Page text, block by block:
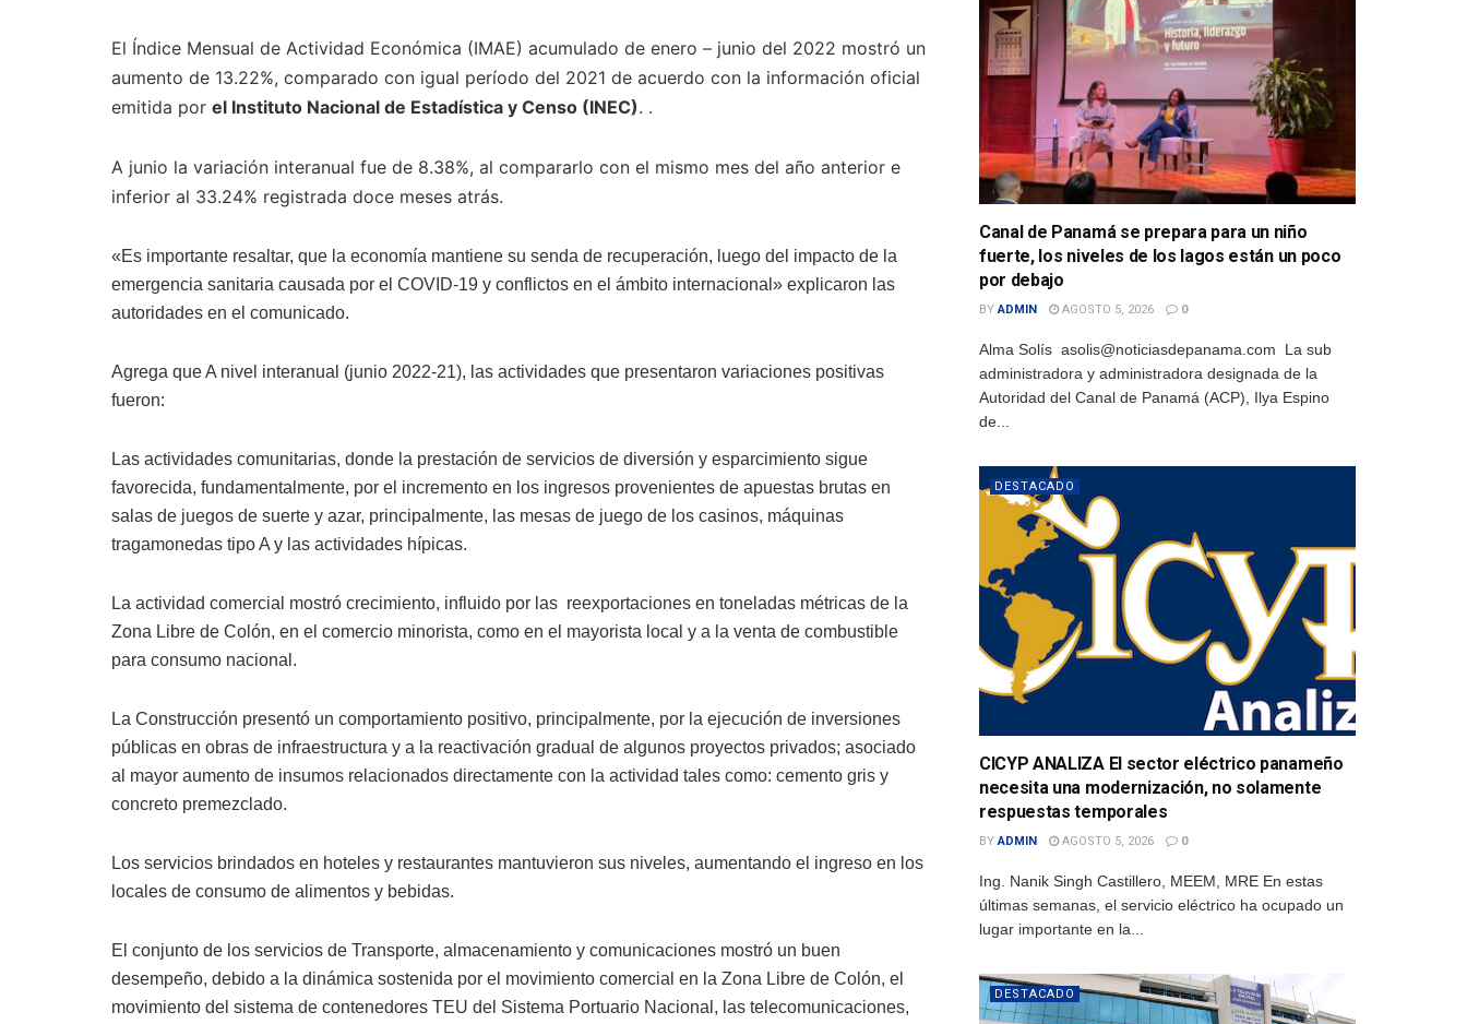
El Índice Mensual de Actividad Económica (IMAE) acumulado de enero – junio del 2022 mostró un
aumento de 13.22%, comparado con igual período del 2021 de acuerdo con la información oficial
emitida por el Instituto Nacional de Estadística y Censo (INEC). .
A junio la variación interanual fue de 8.38%, al compararlo con el mismo mes del año anterior e
inferior al 33.24% registrada doce meses atrás.
«Es importante resaltar, que la economía mantiene su senda de recuperación, luego del impacto de la
emergencia sanitaria causada por el COVID-19 y conflictos en el ámbito internacional» explicaron las
autoridades en el comunicado.
Agrega que A nivel interanual (junio 2022-21), las actividades que presentaron variaciones positivas
fueron:
Las actividades comunitarias, donde la prestación de servicios de diversión y esparcimiento sigue
favorecida, fundamentalmente, por el incremento en los ingresos provenientes de apuestas brutas en
salas de juegos de suerte y azar, principalmente, las mesas de juego de los casinos, máquinas
tragamonedas tipo A y las actividades hípicas.
La actividad comercial mostró crecimiento, influido por las reexportaciones en toneladas métricas de la
Zona Libre de Colón, en el comercio minorista, como en el mayorista local y a la venta de combustible
para consumo nacional.
La Construcción presentó un comportamiento positivo, principalmente, por la ejecución de inversiones
públicas en obras de infraestructura y a la reactivación gradual de algunos proyectos privados; asociado
al mayor aumento de insumos relacionados directamente con la actividad tales como: cemento gris y
concreto premezclado.
Los servicios brindados en hoteles y restaurantes mantuvieron sus niveles, aumentando el ingreso en los
locales de consumo de alimentos y bebidas.
El conjunto de los servicios de Transporte, almacenamiento y comunicaciones mostró un buen
desempeño, debido a la dinámica sostenida por e l movimiento comercial en la Zona Libre de Colón, el
movimiento del sistema de contenedores TEU del Sistema Portuario Nacional , las telecomunicaciones,
Canal de Panamá se prepara para un niño
fuerte, los niveles de los lagos están un poco
por debajo
BY ADMIN AGOSTO 5, 2026 0
Alma Solís asolis@noticiasdepanama.com La sub
administradora y administradora designada de la
Autoridad del Canal de Panamá (ACP), Ilya Espino
de...
DESTACADO
CICYP ANALIZA El sector eléctrico panameño
necesita una modernización, no solamente
respuestas temporales
BY ADMIN AGOSTO 5, 2026 0
Ing. Nanik Singh Castillero, MEEM, MRE En estas
últimas semanas, el servicio eléctrico ha ocupado un
lugar importante en la...
DESTACADO